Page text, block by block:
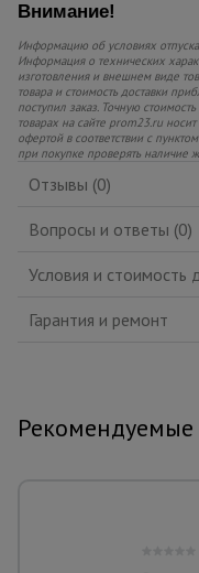
Внимание!
Информацию об условиях
Информация о технических
изготовления и внешнем виде
товара и стоимость доставки
поступил заказ. Точную
товарах на сайте prom23.ru
офертой в соответствии с
при покупке проверять наличие
Отзывы (0)
Вопросы и ответы (0)
Условия и стоимость
Гарантия и ремонт